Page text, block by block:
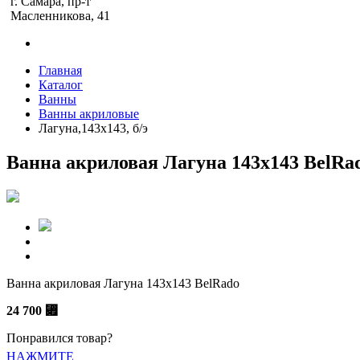
Масленникова, 41
Главная
Каталог
Ванны
Ванны акриловые
Лагуна,143х143, б/э
Ванна акриловая Лагуна 143х143
Ванна акриловая Лагуна 143х143 BelRado
24 700 ⃏
Понравился товар?
НАЖМИТЕ